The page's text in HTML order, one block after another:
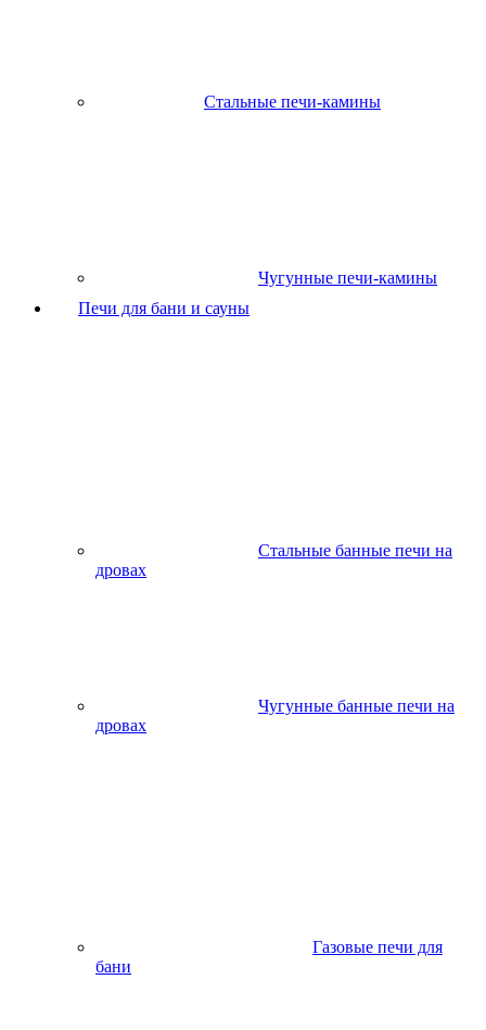
Стальные печи-камины
Чугунные печи-камины
Печи для бани и сауны
Стальные банные печи на
дровах
Чугунные банные печи на
дровах
Газовые печи для
бани